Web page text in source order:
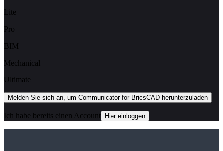
Lite
Pro
BIM
Mechanical
Ultimate
Melden Sie sich an, um Communicator for BricsCAD herunterzuladen
Ich habe bereits einen Account Hier einloggen